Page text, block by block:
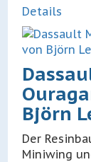
Details
Björn
Der
Miniwing